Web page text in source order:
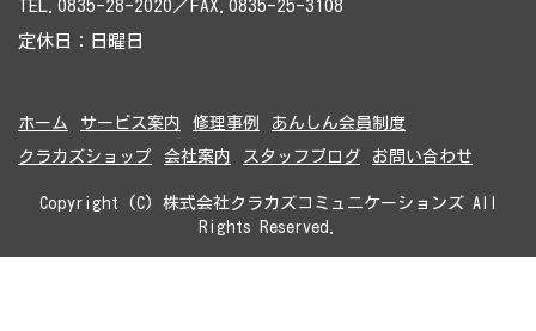
TEL.0835-28-2020／FAX.0835-25-3108
定休日：日曜日
ホーム サービス案内 修理事例
あんしん会員制度
クラカズショップ
会社案内 スタッフブログ お問い合わせ
Copyright (C) 株式会社クラカズコミュニケーションズ All
Rights Reserved.